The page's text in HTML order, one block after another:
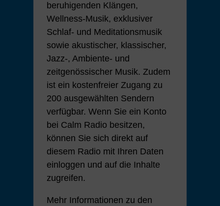
beruhigenden Klängen,
Wellness-Musik, exklusiver
Schlaf- und Meditationsmusik
sowie akustischer, klassischer,
Jazz-, Ambiente- und
zeitgenössischer Musik. Zudem
ist ein kostenfreier Zugang zu
200 ausgewählten Sendern
verfügbar. Wenn Sie ein Konto
bei Calm Radio besitzen,
können Sie sich direkt auf
diesem Radio mit Ihren Daten
einloggen und auf die Inhalte
zugreifen.
Mehr Informationen zu den